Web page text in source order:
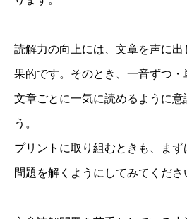
読解力の向上には、文章を声に出
果的です。そのとき、一音ずつ・
文章ごとに一気に読めるように意
う。
プリントに取り組むときも、ま
問題を解くようにしてみてくださ